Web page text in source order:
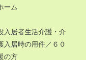
ーム
入居者生活介護・介
入居時の用件／６０
の方